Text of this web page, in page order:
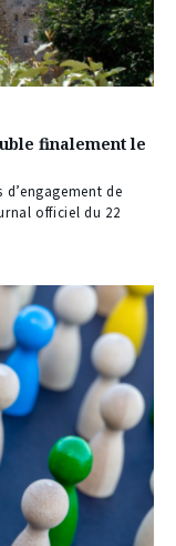
finalement le
de
officiel du 22